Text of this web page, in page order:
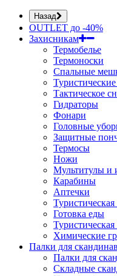
Назад
OUTLET до -40%
Захисникам
Термобелье
Термоноски
Спальные
Тактическое
Гидраторы
Фонари
Головные
Защитные
Термосы
Ножи
Мультитулы и
Карабины
Аптечки
Туристическая
Готовка еды
Туристическая
Химические
Палки для
Палки для
Складные